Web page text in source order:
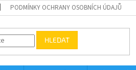
PODMÍNKY OCHRANY OSOBNÍCH ÚDAJŮ
HLEDAT